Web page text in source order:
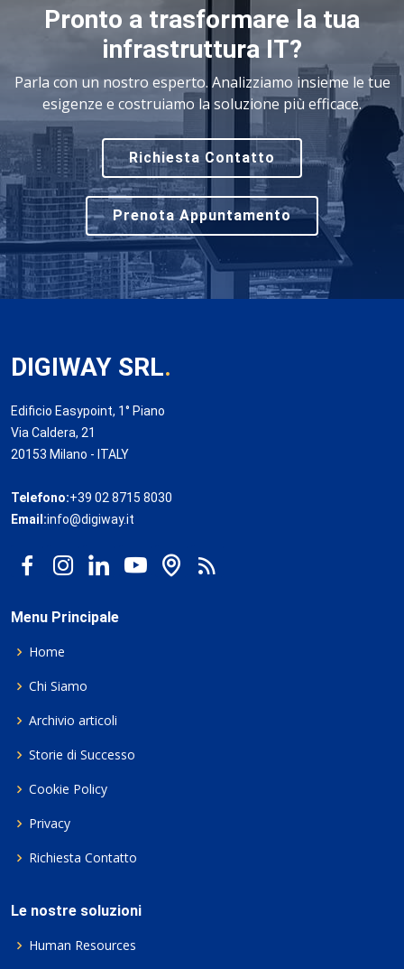
Pronto a trasformare la tua
infrastruttura IT?
Parla con un nostro esperto. Analizziamo insieme le tue
esigenze e costruiamo la soluzione più efficace.
Richiesta Contatto
Prenota Appuntamento
DIGIWAY SRL.
Edificio Easypoint, 1° Piano
Via Caldera, 21
20153 Milano - ITALY
Telefono:+39 02 8715 8030
Email:info@digiway.it
Menu Principale
Home
Chi Siamo
Archivio articoli
Storie di Successo
Cookie Policy
Privacy
Richiesta Contatto
Le nostre soluzioni
Human Resources